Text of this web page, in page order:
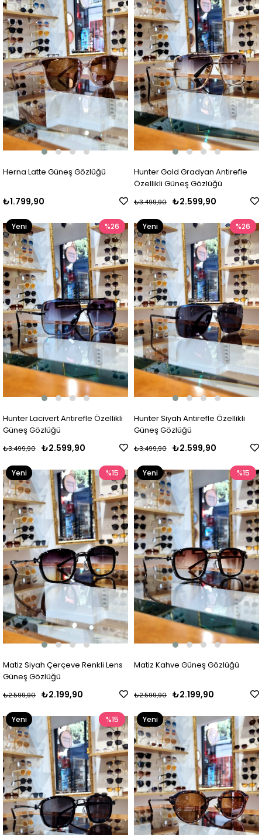
Herna Latte Güneş Gözlüğü
₺1.799,90
Hunter Gold Gradyan Antirefle
Özellikli Güneş Gözlüğü
₺2.599,90
₺3.499,90
Hunter Lacivert Antirefle Özellikli
Güneş Gözlüğü
₺2.599,90
₺3.499,90
%26
Yeni
Ürün
Hunter Siyah Antirefle Özellikli
Güneş Gözlüğü
₺2.599,90
₺3.499,90
%26
Yeni
Ürün
Matiz Siyah Çerçeve Renkli Lens
Güneş Gözlüğü
₺2.199,90
₺2.599,90
%15
Yeni
Ürün
Matiz Kahve Güneş Gözlüğü
₺2.199,90
₺2.599,90
%15
Yeni
Ürün
%15
Yeni
Ürün
Yeni
Ürün